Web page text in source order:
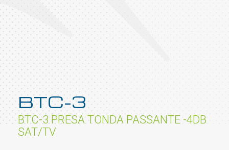
BTC-3
BTC-3 PRESA TONDA PASSANTE -4DB
SAT/TV